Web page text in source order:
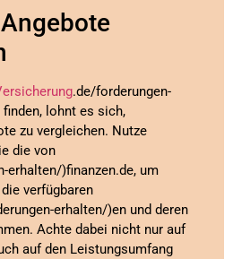
.de/forderungen-
lohnt es sich,
zu vergleichen. Nutze
die von
erhalten/)finanzen.de, um
verfügbaren
erhalten/)en und deren
Achte dabei nicht nur auf
auf den Leistungsumfang